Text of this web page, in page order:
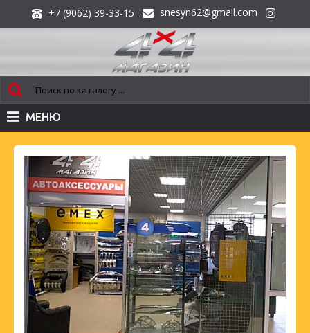
+7 (9062) 39-33-15 snesyn62@gmail.com
МЕНЮ